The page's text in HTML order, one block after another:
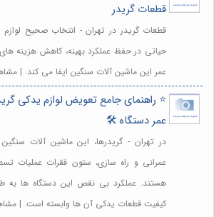
قطعات گریدر
قطعات گریدر در تهران - انتخاب صحیح
حیاتی در حفظ عملکرد بهینه، کاهش هزینه
عمر این ماشین آلات سنگین ایفا می کند. |
⭐️ راهنمای جامع تعویض لوازم یدکی
عمر دستگاه 🛠️
در تهران - گریدرها، این ماشین آلات
عمرانی و راه سازی، ستون فقرات عملیات
هستند. عملکرد بی نقص این دستگاه ها به
کیفیت قطعات یدکی آن ها وابسته است. |